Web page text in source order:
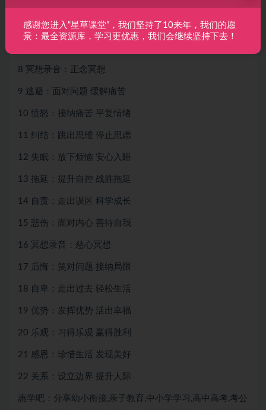
6 抑郁（下）：开始行动 提升活力
8 冥想录音：正念冥想
9 逃避：面对问题 缓解痛苦
10 愤怒：接纳痛苦 平复情绪
11 纠结：跳出思维 停止思虑
12 失眠：放下烦恼 安心入睡
13 拖延：提升自控 战胜拖延
14 自责：走出误区 科学成长
15 悲伤：面对内心 善待自我
16 冥想录音：慈心冥想
17 后悔：笑对问题 接纳局限
18 自卑：走出过去 轻松生活
19 优势：发挥优势 活出幸福
20 乐观：习得乐观 赢得胜利
21 感恩：珍惜生活 发现美好
22 关系：设立边界 提升人际
惠学吧：分享幼小衔接,亲子教育,中小学学习,高中高考,考公
感谢您进入“星草课堂”，我们坚持了10来年，我们的愿
景：最全资源库，学习更优惠，我们会继续坚持下去！